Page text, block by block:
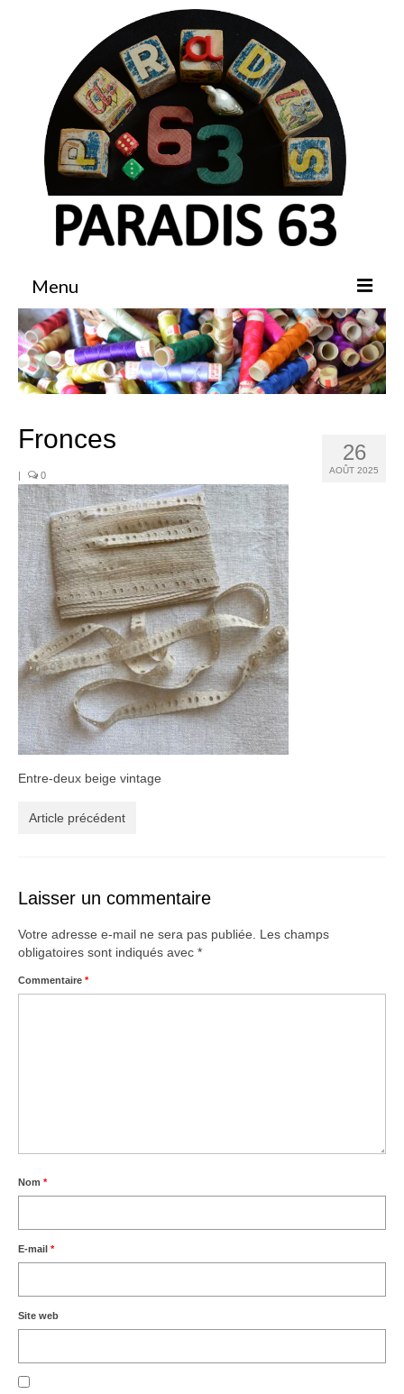
Menu
Accueil
Boutique
Déco
Mobilier
Vaisselle ancienne
Jouets anciens
Tissus
Patchwork
Mercerie
Dressing
Linge ancien
Ephemera
Créations
À propos
Blog
Galerie
26
AOÛT 2025
Fronces
| 0
Entre-deux beige vintage
Article précédent
Laisser un commentaire
Votre adresse e-mail ne sera pas publiée.
Les champs
obligatoires sont indiqués avec *
Commentaire *
Nom *
E-mail *
Site web